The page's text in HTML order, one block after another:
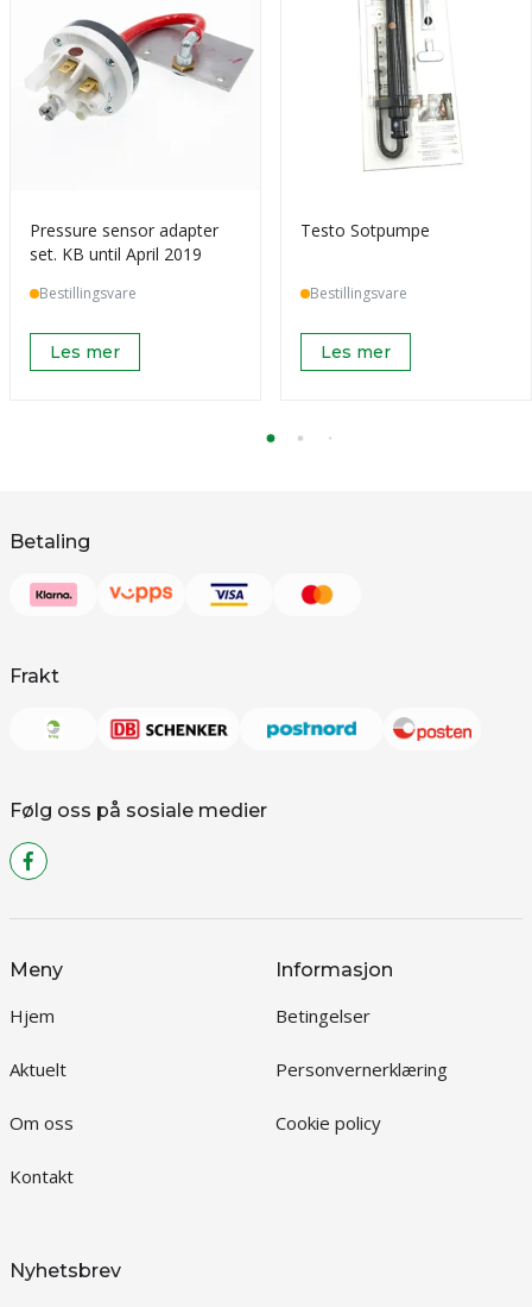
Pressure sensor adapter
set. KB until April 2019
Bestillingsvare
Les mer
Testo Sotpumpe
Bestillingsvare
Les mer
Betaling
Frakt
Følg oss på sosiale medier
Meny
Hjem
Aktuelt
Om oss
Kontakt
Informasjon
Betingelser
Personvernerklæring
Cookie policy
Nyhetsbrev